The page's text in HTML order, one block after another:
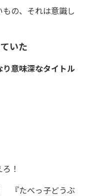
の、それは意識し
いた
意味深なタイトル
ろ！
『たべっ子どうぶ